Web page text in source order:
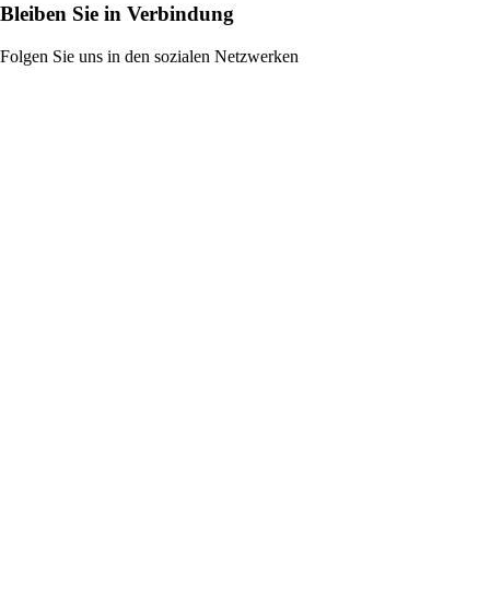
Bleiben Sie in Verbindung
Folgen Sie uns in den sozialen Netzwerken